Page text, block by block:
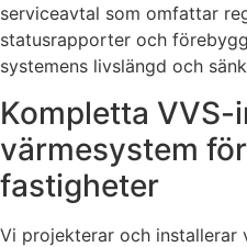
serviceavtal som omfattar
statusrapporter och
systemens livslängd och
Kompletta
värmesystem
fastigheter
Vi projekterar och installerar